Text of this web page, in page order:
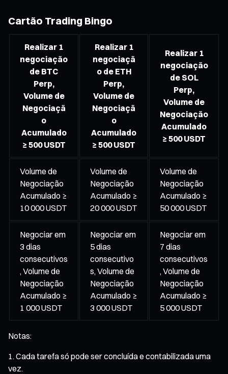
Cartão Trading Bingo
Realizar 1
negociação
de BTC
Perp,
Volume de
Negociaçã
o
Acumulado
≥ 500 USDT
Realizar 1
negociaçã
o de ETH
Perp,
Volume de
Negociaçã
o
Acumulado
≥ 500 USDT
Realizar 1
negociação
de SOL
Perp,
Volume de
Negociação
Acumulado
≥ 500 USDT
Volume de
Negociação
Acumulado ≥
10 000 USDT
Volume de
Negociação
Acumulado ≥
20 000 USDT
Volume de
Negociação
Acumulado ≥
50 000 USDT
Negociar em
3 dias
consecutivos
, Volume de
Negociação
Acumulado ≥
1 000 USDT
Negociar em
5 dias
consecutivo
s, Volume de
Negociação
Acumulado ≥
3 000 USDT
Negociar em
7 dias
consecutivos
, Volume de
Negociação
Acumulado ≥
5 000 USDT
Notas:
Cada tarefa só pode ser concluída e contabilizada uma
vez.